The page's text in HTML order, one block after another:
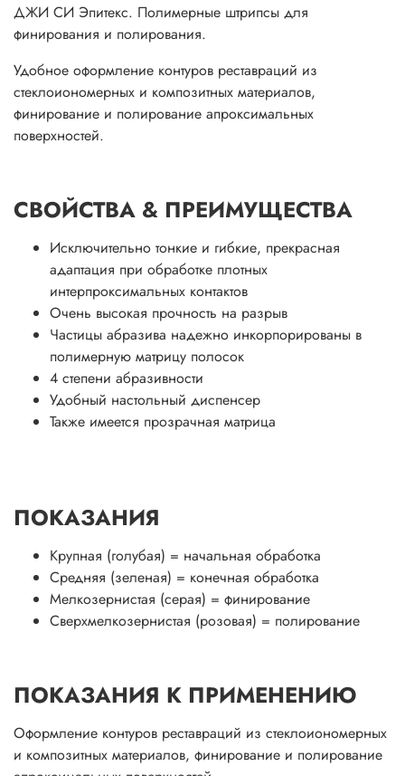
ДЖИ СИ Эпитекс. Полимерные штрипсы для
финирования и полирования.
Удобное оформление контуров реставраций из
стеклоиономерных и композитных материалов,
финирование и полирование апроксимальных
поверхностей.
СВОЙСТВА & ПРЕИМУЩЕСТВА
Исключительно тонкие и гибкие, прекрасная
адаптация при обработке плотных
интерпроксимальных контактов
Очень высокая прочность на разрыв
Частицы абразива надежно инкорпорированы в
полимерную матрицу полосок
4 степени абразивности
Удобный настольный диспенсер
Также имеется прозрачная матрица
ПОКАЗАНИЯ
Крупная (голубая) = начальная обработка
Средняя (зеленая) = конечная обработка
Мелкозернистая (серая) = финирование
Сверхмелкозернистая (розовая) = полирование
ПОКАЗАНИЯ К ПРИМЕНЕНИЮ
Оформление контуров реставраций из стеклоиономерных
и композитных материалов, финирование и полирование